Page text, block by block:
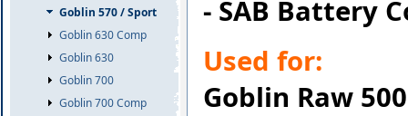
Goblin 570 / Sport
Goblin 630 Comp
Goblin 630
Goblin 700
Goblin 700 Comp
- SAB Battery
Used for:
Goblin Raw 500